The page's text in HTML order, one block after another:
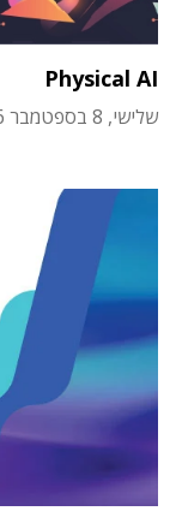
Physical AI
שלישי, 8 בספטמבר 2026